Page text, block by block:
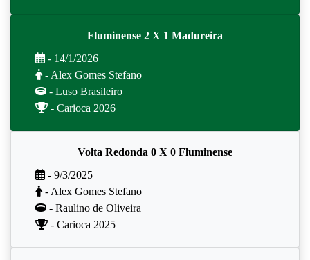
Fluminense 2 X 1 Madureira
- 14/1/2026
- Alex Gomes Stefano
- Luso Brasileiro
- Carioca 2026
Volta Redonda 0 X 0 Fluminense
- 9/3/2025
- Alex Gomes Stefano
- Raulino de Oliveira
- Carioca 2025